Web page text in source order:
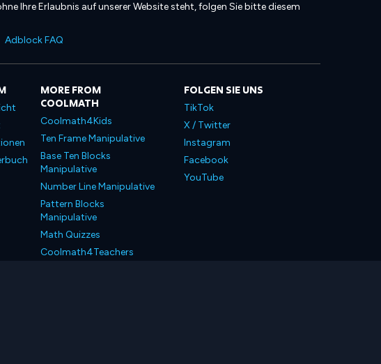
Ihre Erlaubnis auf unserer Website steht, folgen Sie bitte diesem
Adblock FAQ
MORE FROM
COOLMATH
Coolmath4Kids
Ten Frame Manipulative
Base Ten Blocks
Manipulative
Number Line Manipulative
Pattern Blocks
Manipulative
Math Quizzes
Coolmath4Teachers
FOLGEN SIE UNS
TikTok
X / Twitter
Instagram
Facebook
YouTube